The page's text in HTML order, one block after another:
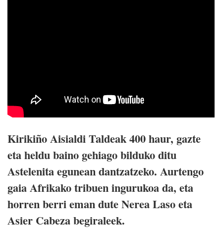
Kirikiño Aisialdi Taldeak 400 haur, gazte
eta heldu baino gehiago bilduko ditu
Astelenita egunean dantzatzeko. Aurtengo
gaia Afrikako tribuen ingurukoa da, eta
horren berri eman dute Nerea Laso eta
Asier Cabeza begiraleek.